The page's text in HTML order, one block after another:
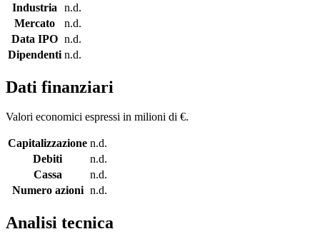
Industria
n.d.
Mercato
n.d.
Data IPO n.d.
Dipendenti n.d.
Dati finanziari
Valori economici espressi in milioni di €.
Capitalizzazione n.d.
Debiti
n.d.
Cassa
n.d.
Numero azioni n.d.
Analisi tecnica